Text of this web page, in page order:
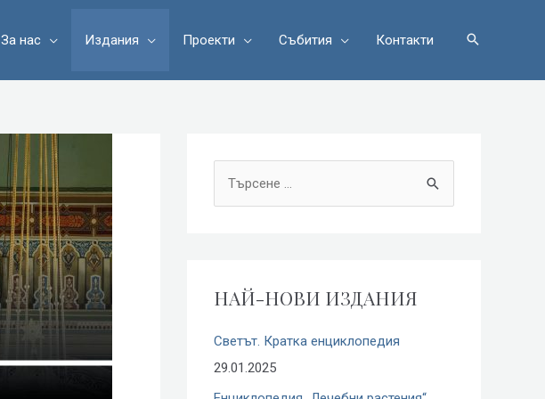
За нас Издания Проекти Събития Контакти
c
f
o
НАЙ-НОВИ ИЗДАНИЯ
Светът. Кратка енциклопедия
29.01.2025